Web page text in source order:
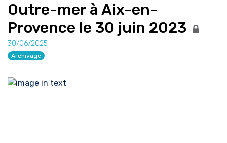
Outre-mer à Aix-en-
Provence le 30 juin 2023
30/06/2025
Archivage